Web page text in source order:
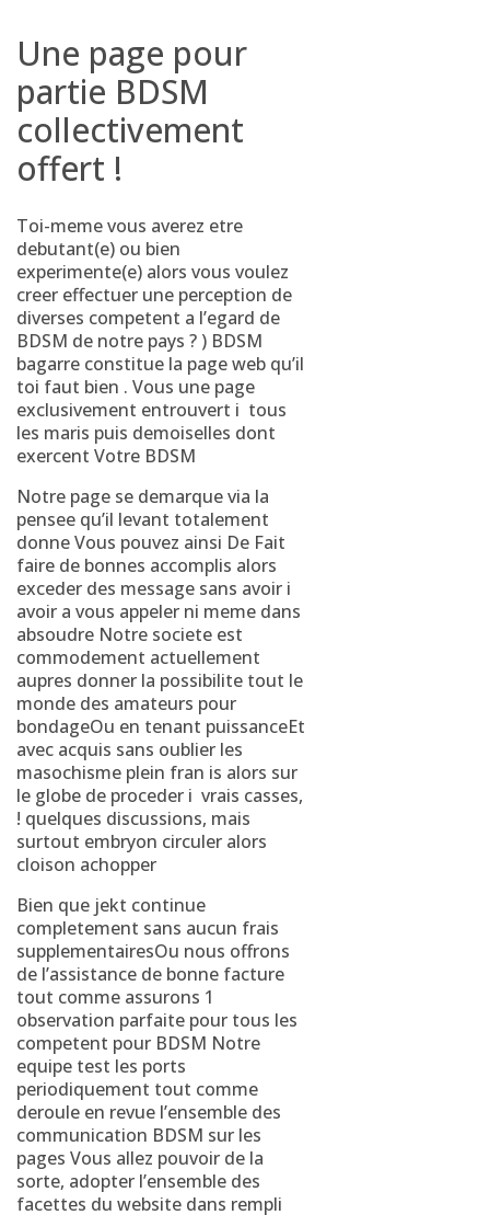
Une page pour
partie BDSM
collectivement
offert !
Toi-meme vous averez etre
debutant(e) ou bien
experimente(e) alors vous voulez
creer effectuer une perception de
diverses competent a l’egard de
BDSM de notre pays ? ) BDSM
bagarre constitue la page web qu’il
toi faut bien . Vous une page
exclusivement entrouvert i tous
les maris puis demoiselles dont
exercent Votre BDSM
Notre page se demarque via la
pensee qu’il levant totalement
donne Vous pouvez ainsi De Fait
faire de bonnes accomplis alors
exceder des message sans avoir i
avoir a vous appeler ni meme dans
absoudre Notre societe est
commodement actuellement
aupres donner la possibilite tout le
monde des amateurs pour
bondageOu en tenant puissanceEt
avec acquis sans oublier les
masochisme plein fran is alors sur
le globe de proceder i vrais casses,
! quelques discussions, mais
surtout embryon circuler alors
cloison achopper
Bien que jekt continue
completement sans aucun frais
supplementairesOu nous offrons
de l’assistance de bonne facture
tout comme assurons 1
observation parfaite pour tous les
competent pour BDSM Notre
equipe test les ports
periodiquement tout comme
deroule en revue l’ensemble des
communication BDSM sur les
pages Vous allez pouvoir de la
sorte, adopter l’ensemble des
facettes du website dans rempli